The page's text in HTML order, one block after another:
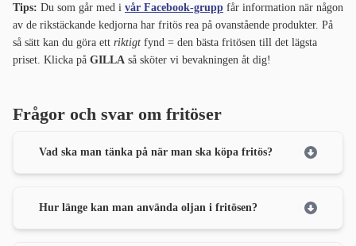
Tips: Du som går med i vår Facebook-grupp får information när någon
av de rikstäckande kedjorna har fritös rea på ovanstående produkter. På
så sätt kan du göra ett riktigt fynd = den bästa fritösen till det lägsta
priset. Klicka på GILLA så sköter vi bevakningen åt dig!
Frågor och svar om fritöser
Vad ska man tänka på när man ska köpa fritös?
Hur länge kan man använda oljan i fritösen?